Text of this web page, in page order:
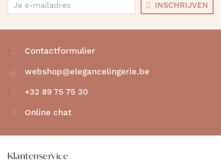
INSCHRIJVEN
Contactformulier
webshop@elegancelingerie.be
+32 89 75 75 30
Online chat
Klantenservice